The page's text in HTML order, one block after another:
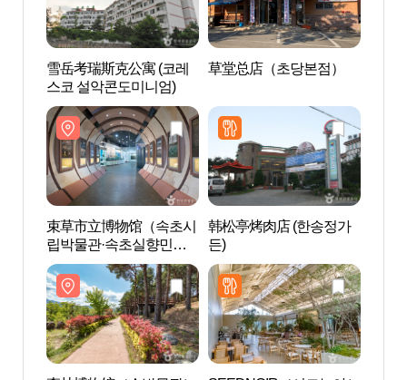
雪岳考瑞斯克公寓 (코레
스코 설악콘도미니엄)
草堂总店（초당본점）
束草市立博物馆（속초시
립박물관·속초실향민문
화촌）
韩松亭烤肉店 (한송정가
든)